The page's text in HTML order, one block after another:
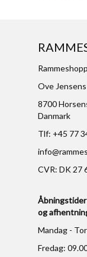
Ove
8700
Danmark
Tlf: +45 77
CVR: DK 27
og
Mandag -
Fredag: